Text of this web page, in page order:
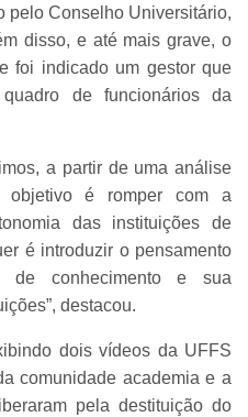
pelo Conselho Universitário,
disso, e até mais grave, o
foi indicado um gestor que
de funcionários da
a partir de uma análise
objetivo é romper com a
das instituições de
é introduzir o pensamento
de conhecimento e sua
destacou.
dois vídeos da UFFS
comunidade academia e a
pela destituição do